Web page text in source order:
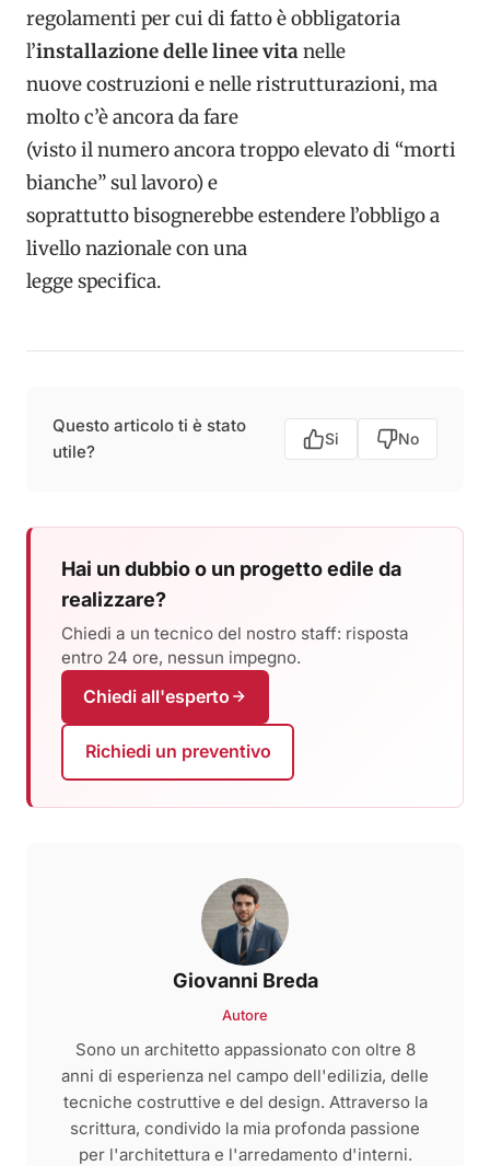
regolamenti per cui di fatto è obbligatoria
l’installazione delle linee vitanelle
nuove costruzioni e nelle ristrutturazioni, ma
molto c’è ancora da fare
(visto il numero ancora troppo elevato di “morti
bianche” sul lavoro) e
soprattutto bisognerebbe estendere l’obbligo a
livello nazionale con una
legge specifica.
Questo articolo ti è stato
utile?
Si No
Hai un dubbio o un progetto edile da
realizzare?
Chiedi a un tecnico del nostro staff: risposta
entro 24 ore, nessun impegno.
Chiedi all'esperto
Richiedi un preventivo
Giovanni Breda
Autore
Sono un architetto appassionato con oltre 8
anni di esperienza nel campo dell'edilizia, delle
tecniche costruttive e del design. Attraverso la
scrittura, condivido la mia profonda passione
per l'architettura e l'arredamento d'interni.